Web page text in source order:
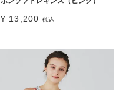
¥ 13,200 税込